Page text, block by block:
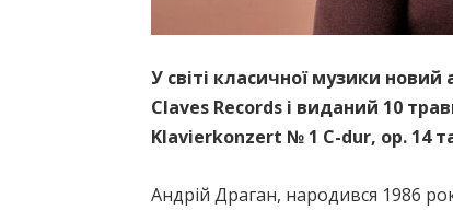
У світі класичної музики
Claves Records і виданий 10
Klavierkonzert № 1 C-dur, op. 14
Андрій Драган, народився 1986